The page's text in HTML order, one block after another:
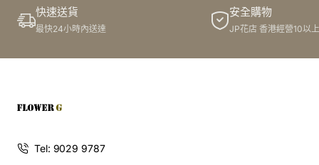
快速送貨
最快24小時內送達
安全購物
JP花店 香港經營10以
Tel: 9029 9787